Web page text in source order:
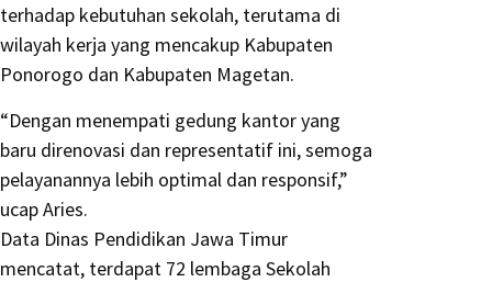
terhadap kebutuhan sekolah, terutama di
wilayah kerja yang mencakup Kabupaten
Ponorogo dan Kabupaten Magetan.
“Dengan menempati gedung kantor yang
baru direnovasi dan representatif ini, semoga
pelayanannya lebih optimal dan responsif,”
ucap Aries.
Data Dinas Pendidikan Jawa Timur
mencatat, terdapat 72 lembaga Sekolah